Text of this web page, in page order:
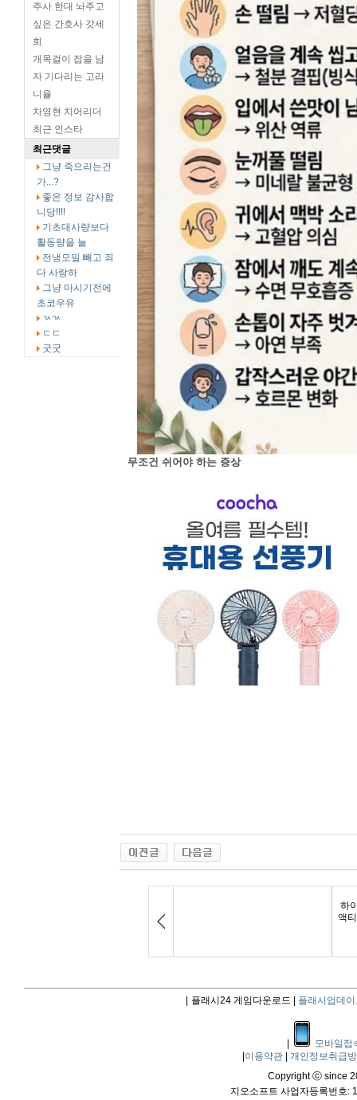
주사 한대 놔주고
싶은 간호사 갓세
희
개목걸이 잡을 남
자 기다리는 고라
니율
차영현 치어리더
최근 인스타
최근댓글
그냥 죽으라는건
가...?
좋은 정보 감사합
니당!!!!
기초대사량보다
활동량을 늘
전냉모밀 빼고 죄
다 사랑하
그냥 마시기전에
초코우유
ㄳㄳ
ㄷㄷ
굿굿
무조건 쉬어야 하는 증상
플래시24 게임다운로드 | 플래시업데이
모바일접
이용약관
개인정보취급
Copyright ⓒ since
지오소프트 사업자등록번호: